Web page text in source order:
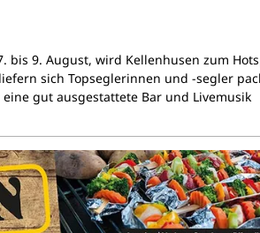
bis 9. August, wird Kellenhusen zum
sich Topseglerinnen und -segler
gut ausgestattete Bar und Livemusik